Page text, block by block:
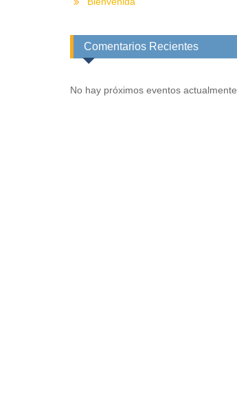
Comentarios Recientes
No hay próximos eventos actualmente.